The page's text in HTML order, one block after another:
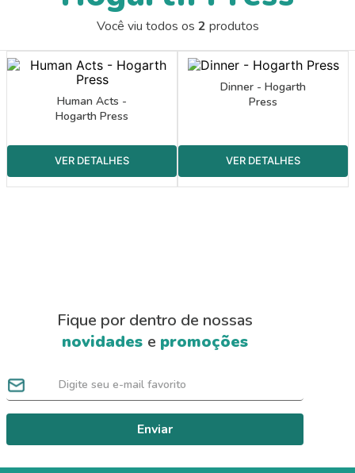
Você viu todos os 2 produtos
Human Acts -
Hogarth Press
Dinner - Hogarth
Press
Fique por dentro de nossas
novidades e promoções
Enviar